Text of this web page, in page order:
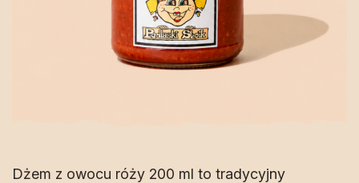
Dżem z owocu róży 200 ml to tradycyjny